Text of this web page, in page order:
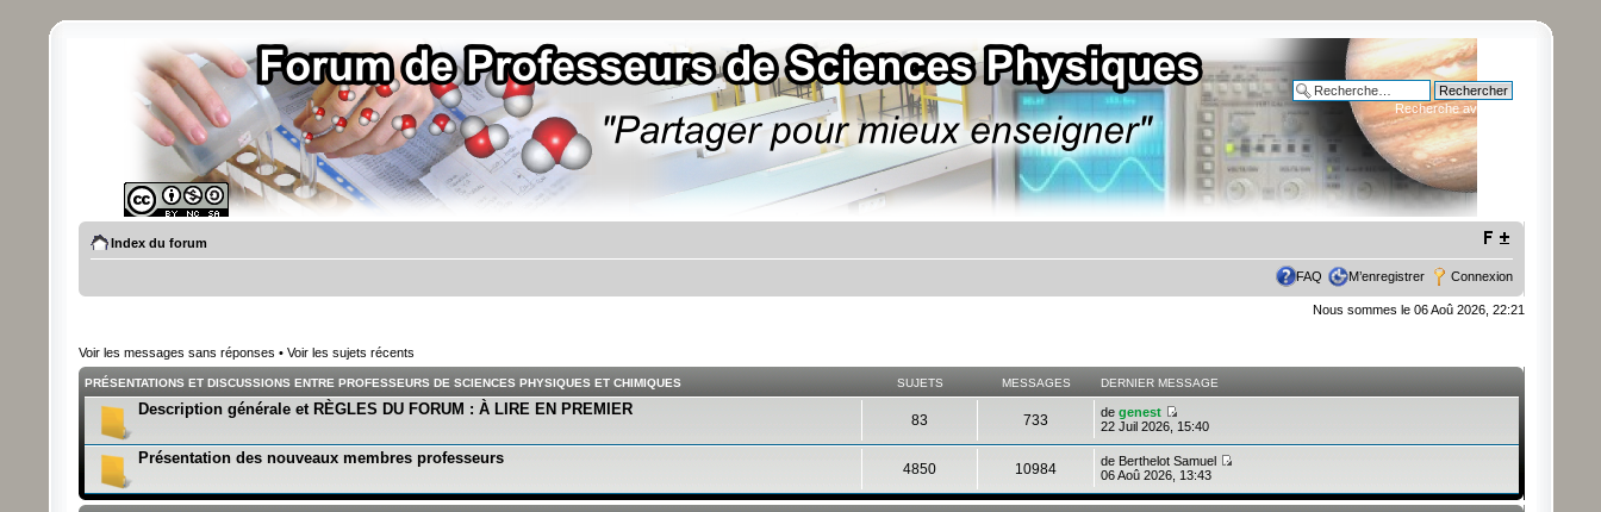
Recherche avancée
Index du forum
FAQ M’enregistrer Connexion
Nous sommes le 06 Aoû 2026, 22:21
Voir les messages sans réponses • Voir les sujets récents
PRÉSENTATIONS ET DISCUSSIONS ENTRE PROFESSEURS DE SCIENCES PHYSIQUES ET CHIMIQUES SUJETS MESSAGES DERNIER MESSAGE
Description générale et RÈGLES DU FORUM : À LIRE EN PREMIER
83 733 de genest
22 Juil 2026, 15:40
Présentation des nouveaux membres professeurs
4850 10984 de Berthelot Samuel
06 Aoû 2026, 13:43